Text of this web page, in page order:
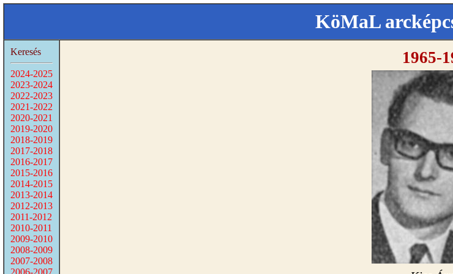
KöMaL
Keresés
2024-2025
2023-2024
2022-2023
2021-2022
2020-2021
2019-2020
2018-2019
2017-2018
2016-2017
2015-2016
2014-2015
2013-2014
2012-2013
2011-2012
2010-2011
2009-2010
2008-2009
2007-2008
2006-2007
1965-